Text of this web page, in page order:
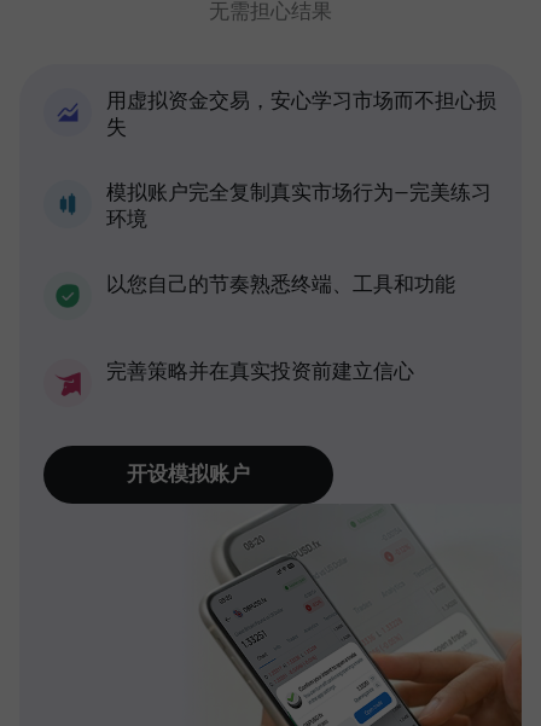
无需担心结果
用虚拟资金交易，安心学习市场而不担心损
失
模拟账户完全复制真实市场行为—完美练习
环境
以您自己的节奏熟悉终端、工具和功能
完善策略并在真实投资前建立信心
开设模拟账户